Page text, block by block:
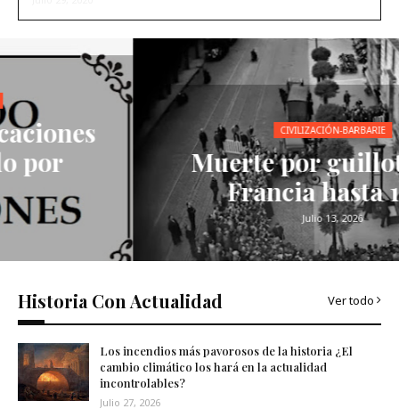
CIVILIZACIÓN-BARBARIE
Muerte por guillotina en
Francia hasta 1977
Julio 13, 2026
Historia Con Actualidad Ver todo
Los incendios más pavorosos de la historia ¿El
cambio climático los hará en la actualidad
incontrolables?
Julio 27, 2026